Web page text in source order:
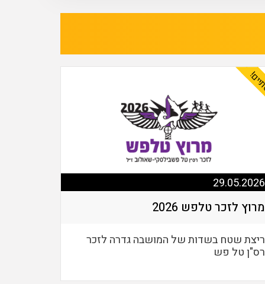
מרוץ לזכר טלפש 2026
29.05.2026
ריצת שטח בשדות של המושבה גדרה לזכר
רס"ן טל פש